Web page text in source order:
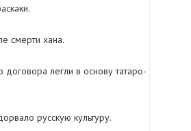
смерти хана.
легли в основу татаро-
русскую культуру.